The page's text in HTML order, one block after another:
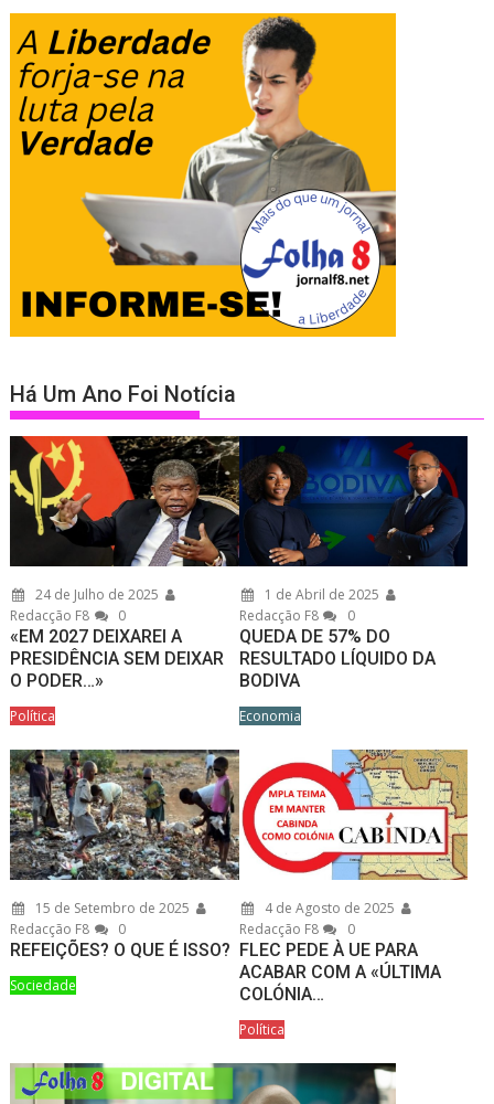
Há Um Ano Foi Notícia
24 de Julho de 2025
Redacção F8
0
«EM 2027 DEIXAREI A
PRESIDÊNCIA SEM DEIXAR
O PODER…»
Política
1 de Abril de 2025
Redacção F8
0
QUEDA DE 57% DO
RESULTADO LÍQUIDO DA
BODIVA
Economia
15 de Setembro de 2025
Redacção F8
0
REFEIÇÕES? O QUE É ISSO?
Sociedade
4 de Agosto de 2025
Redacção F8
0
FLEC PEDE À UE PARA
ACABAR COM A «ÚLTIMA
COLÓNIA…
Política